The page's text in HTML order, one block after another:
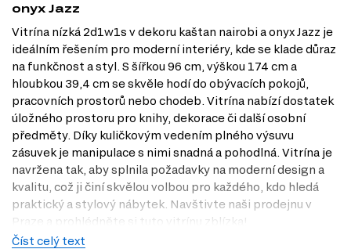
onyx Jazz
Vitrína nízká 2d1w1s v dekoru kaštan nairobi a onyx Jazz je
ideálním řešením pro moderní interiéry, kde se klade důraz
na funkčnost a styl. S šířkou 96 cm, výškou 174 cm a
hloubkou 39,4 cm se skvěle hodí do obývacích pokojů,
pracovních prostorů nebo chodeb. Vitrína nabízí dostatek
úložného prostoru pro knihy, dekorace či další osobní
předměty. Díky kuličkovým vedením plného výsuvu
zásuvek je manipulace s nimi snadná a pohodlná. Vitrína je
navržena tak, aby splnila požadavky na moderní design a
kvalitu, což ji činí skvělou volbou pro každého, kdo hledá
praktický a stylový nábytek. Navštivte naši prodejnu v
Praze a prohlédněte si tuto vitrínu zblízka!
Číst celý text